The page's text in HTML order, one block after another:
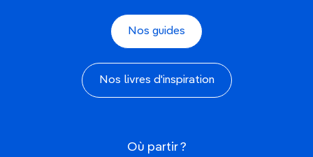
Nos guides
Nos livres d'inspiration
Où partir ?